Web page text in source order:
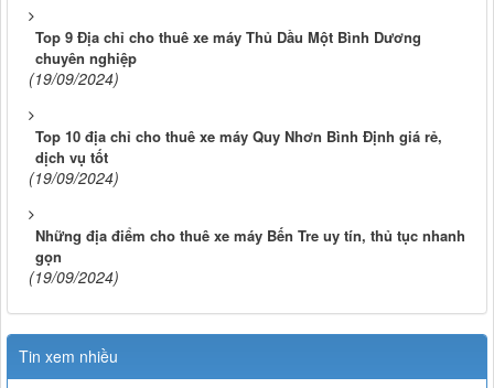
Top 9 Địa chỉ cho thuê xe máy Thủ Dầu Một Bình Dương
chuyên nghiệp
(19/09/2024)
Top 10 địa chỉ cho thuê xe máy Quy Nhơn Bình Định giá rẻ,
dịch vụ tốt
(19/09/2024)
Những địa điểm cho thuê xe máy Bến Tre uy tín, thủ tục nhanh
gọn
(19/09/2024)
Tin xem nhiều